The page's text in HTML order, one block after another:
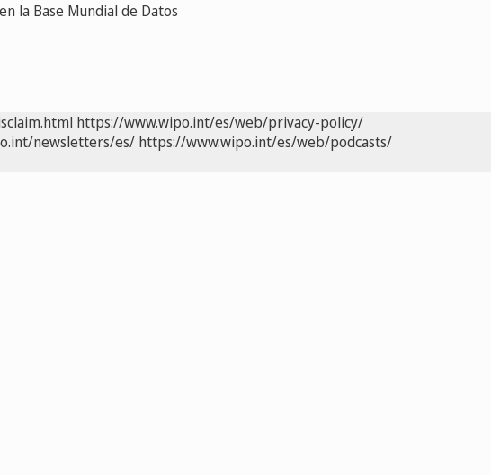
la Base Mundial de Datos
https://www.wipo.int/es/web/privacy-policy/
newsletters/es/ https://www.wipo.int/es/web/podcasts/